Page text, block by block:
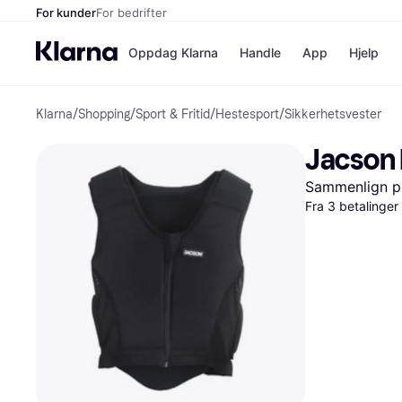
For kunderFor bedrifter
Oppdag Klarna
Betal nå
Betal i 3
Betal innen
Finansiering
Handle
Butikker
App Hjelp
Klarna/Shopping/Sport & Fritid/Hestesport/Sikkerhetsvester
Jacson
Sammenlign
Fra 3